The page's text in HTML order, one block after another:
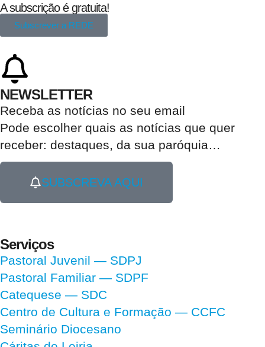
A subscrição é gratuita!
Subscrever a REDE
NEWSLETTER
Receba as notícias no seu email​
Pode escolher quais as notícias que quer
receber: destaques, da sua paróquia…
SUBSCREVA AQUI
Serviços
Pastoral Juvenil — SDPJ
Pastoral Familiar — SDPF
Catequese — SDC
Centro de Cultura e Formação — CCFC
Seminário Diocesano